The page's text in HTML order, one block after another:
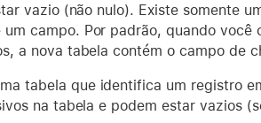
vazio (não nulo). Existe somente
campo. Por padrão, quando
a nova tabela contém o campo de
tabela que identifica um registro
na tabela e podem estar vazios